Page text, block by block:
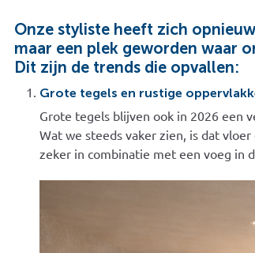
Onze styliste heeft zich
maar een plek geworden waar
Dit zijn de trends die opvallen:
Grote tegels en rustige
Grote tegels blijven ook in 2026 een
Wat we steeds vaker zien, is dat
zeker in combinatie met een voeg in